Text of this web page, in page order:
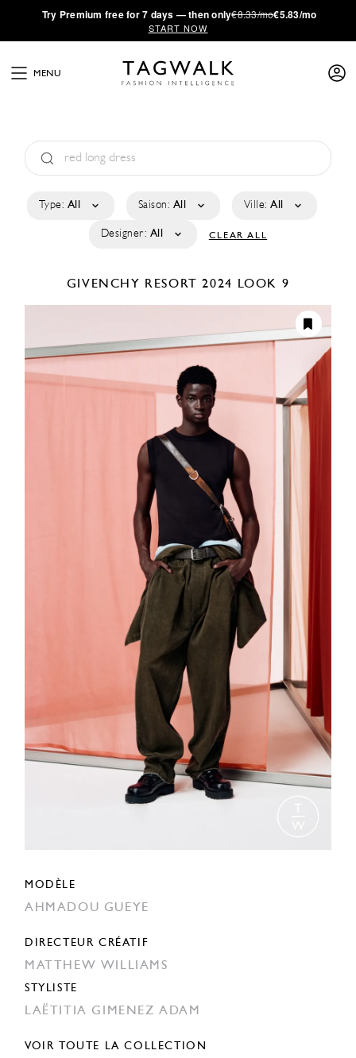
·Try Premium free for 7 days — then only€8.33/mo€5.83/mo
START NOW
MENU
Type: All Saison: All Ville: All
Designer: All CLEAR ALL
GIVENCHY RESORT 2024 LOOK 9
MODÈLE
AHMADOU GUEYE
DIRECTEUR CRÉATIF
MATTHEW WILLIAMS
STYLISTE
LAËTITIA GIMENEZ ADAM
VOIR TOUTE LA COLLECTION